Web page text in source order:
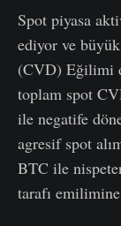
Spot piyasa
ediyor ve
(CVD) Eğilimi
toplam spot
ile negatife
agresif spot
BTC ile
tarafı